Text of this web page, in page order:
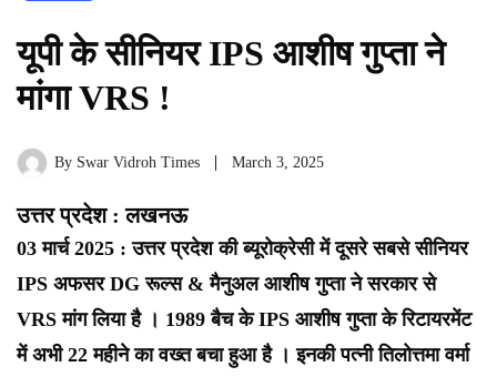
यूपी के सीनियर IPS आशीष गुप्ता ने
मांगा VRS !
By Swar Vidroh Times March 3, 2025
उत्तर प्रदेश : लखनऊ
03 मार्च 2025 : उत्तर प्रदेश की ब्यूरोक्रेसी में दूसरे सबसे सीनियर
IPS अफसर DG रूल्स & मैनुअल आशीष गुप्ता ने सरकार से
VRS मांग लिया है । 1989 बैच के IPS आशीष गुप्ता के रिटायरमेंट
में अभी 22 महीने का वख्त बचा हुआ है ।इनकी पत्नी तिलोत्तमा वर्मा